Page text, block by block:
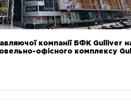
компанії БФК Gulliver
офісного комплексу